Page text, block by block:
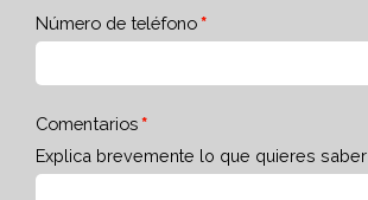
Número de teléfono
Comentarios
Explica brevemente lo que quieres saber